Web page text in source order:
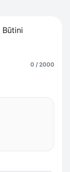
Būtini
0 / 2000